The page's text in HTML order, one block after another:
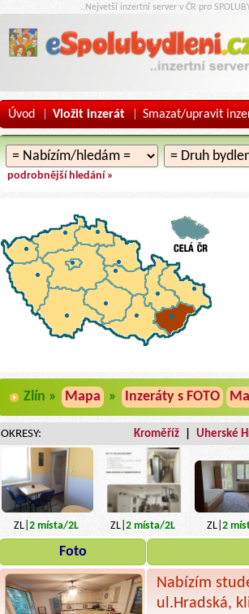
..Nejvetší inzertní server v ČR pro
Úvod | Vložit inzerát | Smazat/upravit
podrobnější hledání »
Zlín » Mapa » Inzeráty s FOTO
OKRESY: Kroměříž Uherské
ZL| 2 místa/2L ZL| 2 místa/2L ZL| 2
Foto
Nabízím
ul.Hradská,